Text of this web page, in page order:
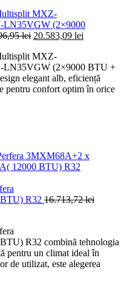
MXZ-
(2×9000
lei Prețul
a
fost:
21.896,95 lei.
20.583,09 lei
20.583,09
MXZ-
(2×9000 BTU +
elegant alb, eficiență
pentru confort optim în orice
R32 16.713,72lei
R32 combină tehnologia
pentru un climat ideal în
de utilizat, este alegerea